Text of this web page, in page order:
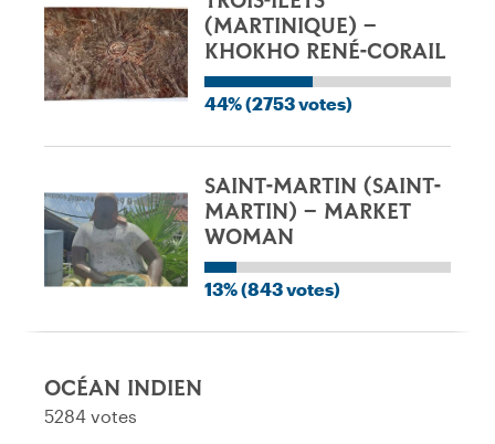
(MARTINIQUE) –
KHOKHO RENÉ-CORAIL
44% (2753 votes)
SAINT-MARTIN (SAINT-
MARTIN) – MARKET
WOMAN
13% (843 votes)
OCÉAN INDIEN
5284 votes